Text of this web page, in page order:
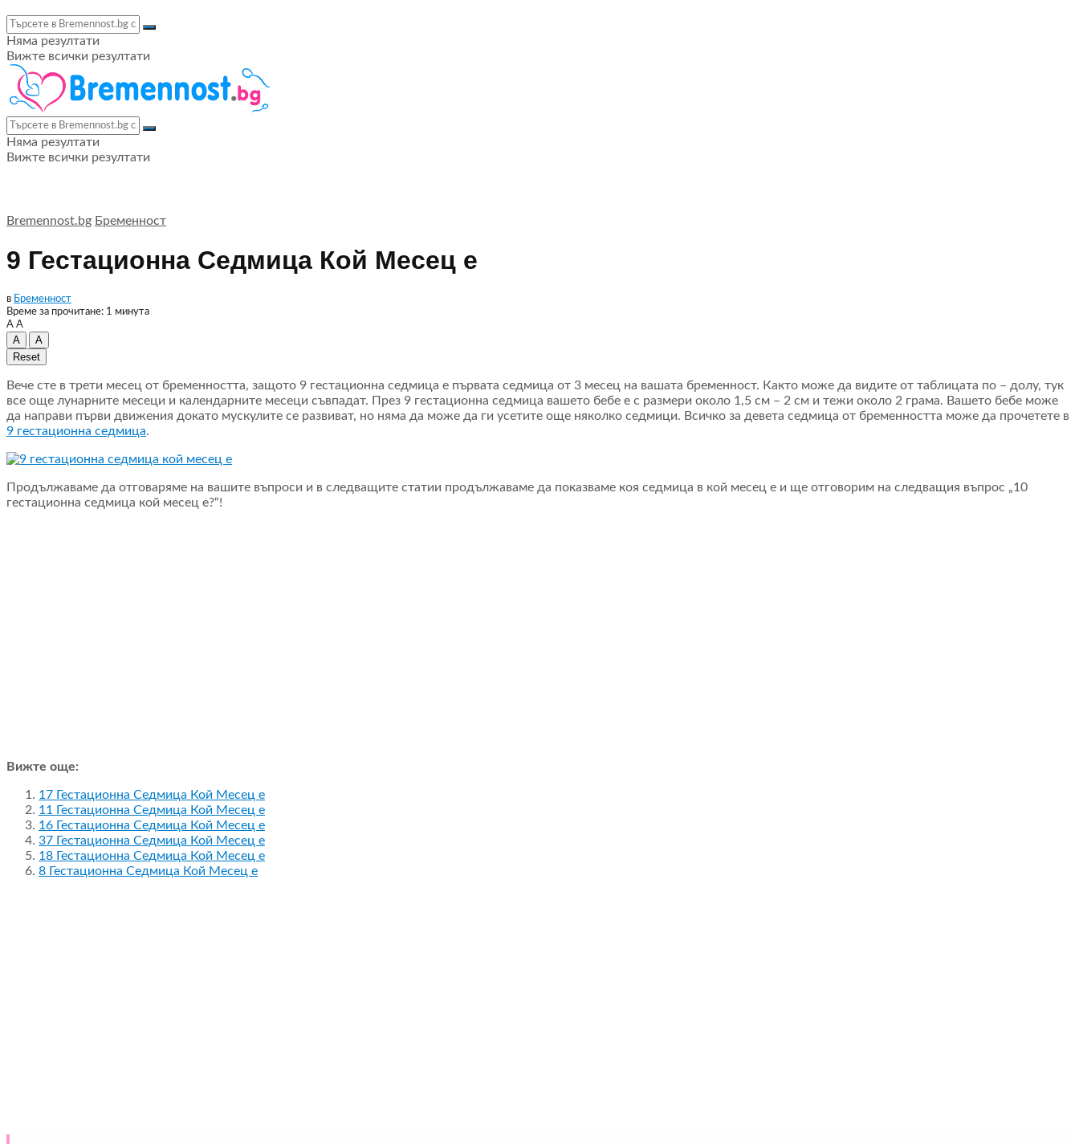
Няма резултати
Вижте всички резултати
Няма резултати
Вижте всички резултати
Bremennost.bg Бременност
9 Гестационна Седмица Кой Месец е
в Бременност
Време за прочитане: 1 минута
A A
A
A
Reset
Вече сте в трети месец от бременността, защото 9 гестационна седмица е първата седмица от 3 месец на вашата бременност. Както може да видите от таблицата по – долу, тук
все още лунарните месеци и календарните месеци съвпадат. През 9 гестационна седмица вашето бебе е с размери около 1,5 см – 2 см и тежи около 2 грама. Вашето бебе може
да направи първи движения докато мускулите се развиват, но няма да може да ги усетите още няколко седмици. Всичко за девета седмица от бременността може да прочетете в
9 гестационна седмица.
Продължаваме да отговаряме на вашите въпроси и в следващите статии продължаваме да показваме коя седмица в кой месец е и ще отговорим на следващия въпрос „10
гестационна седмица кой месец е?“!
Вижте още:
17 Гестационна Седмица Кой Месец е
11 Гестационна Седмица Кой Месец е
16 Гестационна Седмица Кой Месец е
37 Гестационна Седмица Кой Месец е
18 Гестационна Седмица Кой Месец е
8 Гестационна Седмица Кой Месец е